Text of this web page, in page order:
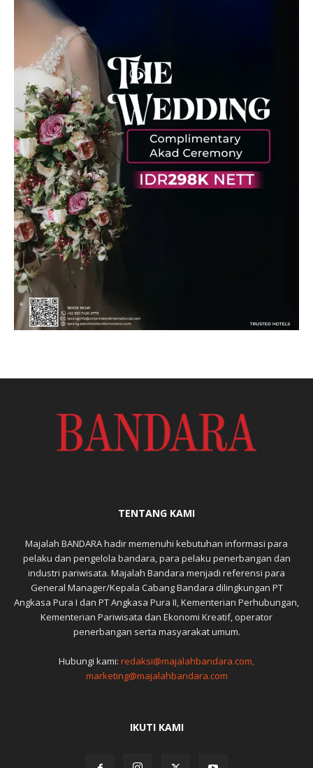
TENTANG KAMI
Majalah BANDARA hadir memenuhi kebutuhan informasi para
pelaku dan pengelola bandara, para pelaku penerbangan dan
industri pariwisata. Majalah Bandara menjadi referensi para
General Manager/Kepala Cabang Bandara dilingkungan PT
Angkasa Pura I dan PT Angkasa Pura II, Kementerian Perhubungan,
Kementerian Pariwisata dan Ekonomi Kreatif, operator
penerbangan serta masyarakat umum.
Hubungi kami: redaksi@majalahbandara.com,
marketing@majalahbandara.com
IKUTI KAMI